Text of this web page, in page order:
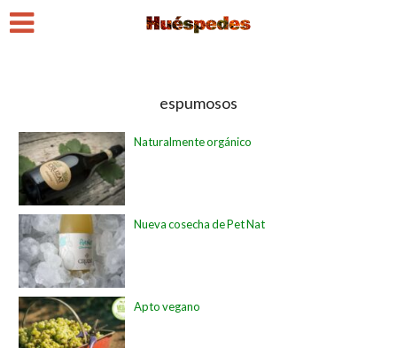
espumosos
Naturalmente orgánico
Nueva cosecha de Pet Nat
Apto vegano